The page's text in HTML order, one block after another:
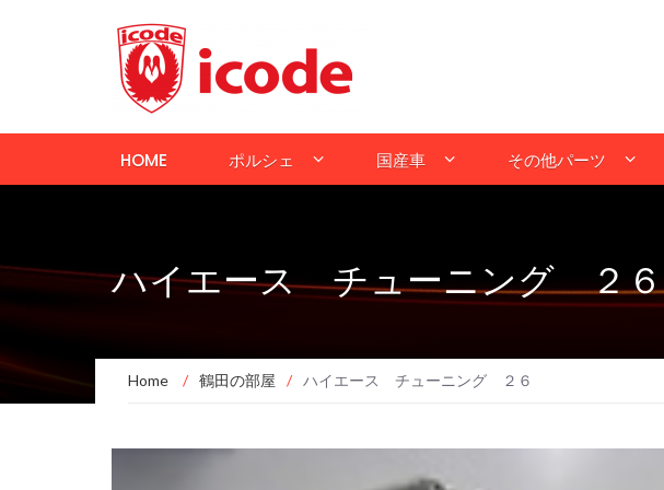
HOME ポルシェ 国産車 その他パーツ
ハイエース チューニング ２６
Home / 鶴田の部屋 / ハイエース チューニング ２６